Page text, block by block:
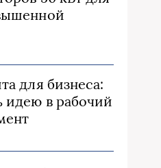
для бизнеса:
идею в рабочий